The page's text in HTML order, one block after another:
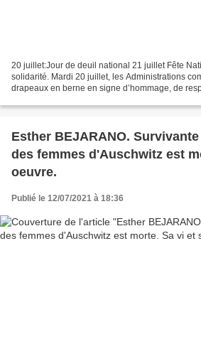
20 juillet:Jour de deuil national 21 juillet Fête
solidarité. Mardi 20 juillet, les Administrations
drapeaux en berne en signe d’hommage, de
Esther BEJARANO.
des femmes d'Auschwitz est
oeuvre.
Publié le 12/07/2021 à 18:36